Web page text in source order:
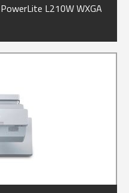
L210W WXGA